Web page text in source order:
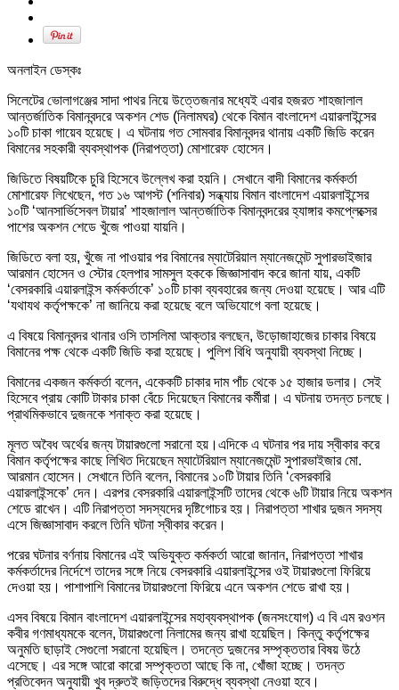
অনলাইন ডেস্কঃ
সিলেটের ভোলাগঞ্জের সাদা পাথর নিয়ে উত্তেজনার মধ্যেই এবার হজরত শাহজালাল
আন্তর্জাতিক বিমানবন্দরে অকশন শেড (নিলামঘর) থেকে বিমান বাংলাদেশ এয়ারলাইন্সের
১০টি চাকা গায়েব হয়েছে। এ ঘটনায় গত সোমবার বিমানবন্দর থানায় একটি জিডি করেন
বিমানের সহকারী ব্যবস্থাপক (নিরাপত্তা) মোশারেফ হোসেন।
জিডিতে বিষয়টিকে চুরি হিসেবে উল্লেখ করা হয়নি। সেখানে বাদী বিমানের কর্মকর্তা
মোশারেফ লিখেছেন, গত ১৬ আগস্ট (শনিবার) সন্ধ্যায় বিমান বাংলাদেশ এয়ারলাইন্সের
১০টি ‘আনসার্ভিসেবল টায়ার’ শাহজালাল আন্তর্জাতিক বিমানবন্দরের হ্যাঙ্গার কমপ্লেক্সের
পাশের অকশন শেডে খুঁজে পাওয়া যায়নি।
জিডিতে বলা হয়, খুঁজে না পাওয়ার পর বিমানের ম্যাটেরিয়াল ম্যানেজমেন্ট সুপারভাইজার
আরমান হোসেন ও স্টোর হেলপার সামসুল হককে জিজ্ঞাসাবাদ করে জানা যায়, একটি
‘বেসরকারি এয়ারলাইন্স কর্মকর্তাকে’ ১০টি চাকা ব্যবহারের জন্য দেওয়া হয়েছে। আর এটি
‘যথাযথ কর্তৃপক্ষকে’ না জানিয়ে করা হয়েছে বলে অভিযোগে বলা হয়েছে।
এ বিষয়ে বিমানবন্দর থানার ওসি তাসলিমা আক্তার বলছেন, উড়োজাহাজের চাকার বিষয়ে
বিমানের পক্ষ থেকে একটি জিডি করা হয়েছে। পুলিশ বিধি অনুযায়ী ব্যবস্থা নিচ্ছে।
বিমানের একজন কর্মকর্তা বলেন, একেকটি চাকার দাম পাঁচ থেকে ১৫ হাজার ডলার। সেই
হিসেবে প্রায় কোটি টাকার চাকা বেঁচে দিয়েছেন বিমানের কর্মীরা। এ ঘটনায় তদন্ত চলছে।
প্রাথমিকভাবে দুজনকে শনাক্ত করা হয়েছে।
মূলত অবৈধ অর্থের জন্য টায়ারগুলো সরানো হয়।এদিকে এ ঘটনার পর দায় স্বীকার করে
বিমান কর্তৃপক্ষের কাছে লিখিত দিয়েছেন ম্যাটেরিয়াল ম্যানেজমেন্ট সুপারভাইজার মো.
আরমান হোসেন। সেখানে তিনি বলেন, বিমানের ১০টি টায়ার তিনি ‘বেসরকারি
এয়ারলাইন্সকে’ দেন। এরপর বেসরকারি এয়ারলাইন্সটি তাদের থেকে ৬টি টায়ার নিয়ে অকশন
শেডে রাখেন। এটি নিরাপত্তা সদস্যদের দৃষ্টিগোচর হয়। নিরাপত্তা শাখার দুজন সদস্য
এসে জিজ্ঞাসাবাদ করলে তিনি ঘটনা স্বীকার করেন।
পরের ঘটনার বর্ণনায় বিমানের এই অভিযুক্ত কর্মকর্তা আরো জানান, নিরাপত্তা শাখার
কর্মকর্তাদের নির্দেশে তাদের সঙ্গে নিয়ে বেসরকারি এয়ারলাইন্সের ওই টায়ারগুলো ফিরিয়ে
দেওয়া হয়। পাশাপাশি বিমানের টায়ারগুলো ফিরিয়ে এনে অকশন শেডে রাখা হয়।
এসব বিষয়ে বিমান বাংলাদেশ এয়ারলাইন্সের মহাব্যবস্থাপক (জনসংযোগ) এ বি এম রওশন
কবীর গণমাধ্যমকে বলেন, টায়ারগুলো নিলামের জন্য রাখা হয়েছিল। কিন্তু কর্তৃপক্ষের
অনুমতি ছাড়াই সেগুলো সরানো হয়েছিল। তদন্তে দুজনের সম্পৃক্ততার বিষয় উঠে
এসেছে। এর সঙ্গে আরো কারো সম্পৃক্ততা আছে কি না, খোঁজা হচ্ছে। তদন্ত
প্রতিবেদন অনুযায়ী খুব দ্রুতই জড়িতদের বিরুদ্ধে ব্যবস্থা নেওয়া হবে।